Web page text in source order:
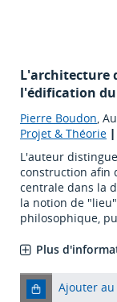
L'architecture
l'édification
Pierre Boudon,
Projet & Théorie |
L'auteur
construction afin
centrale dans la
la notion de
philosophique,
Plus
Ajouter